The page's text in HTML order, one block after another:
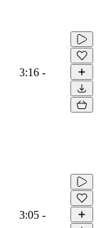
3:16 -
3:05 -